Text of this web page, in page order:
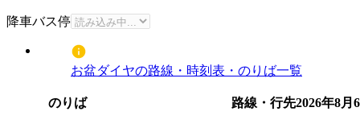
降車バス停
お盆ダイヤの路線・時刻表・のりば一覧
のりば 路線・行先2026年8月